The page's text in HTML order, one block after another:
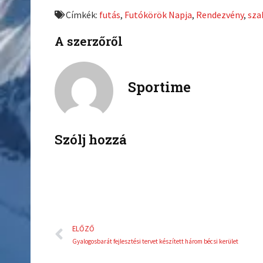
o
f
b
o
Címkék: futás, Futókörök Napja, Rendezvény,
A szerzőről
Sportime
Szólj hozzá
Előző
ELŐZŐ
Gyalogosbarát fejlesztési tervet készített három bécsi kerület